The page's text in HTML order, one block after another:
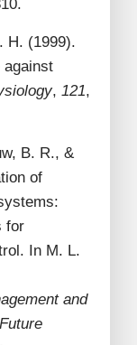
H. (1999).
against
, 121,
B. R., &
of
for
In M. L.
and